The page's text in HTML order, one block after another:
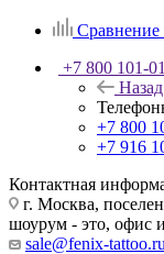
Сравнение
+7 800 101-
Назад
+7 800
+7 916
Контактная
г. Москва,
шоурум - это, офис
sale@fenix-tattoo.ru